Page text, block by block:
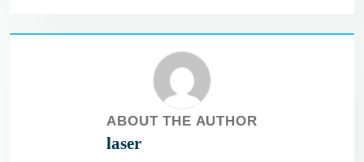
ABOUT THE AUTHOR
laser